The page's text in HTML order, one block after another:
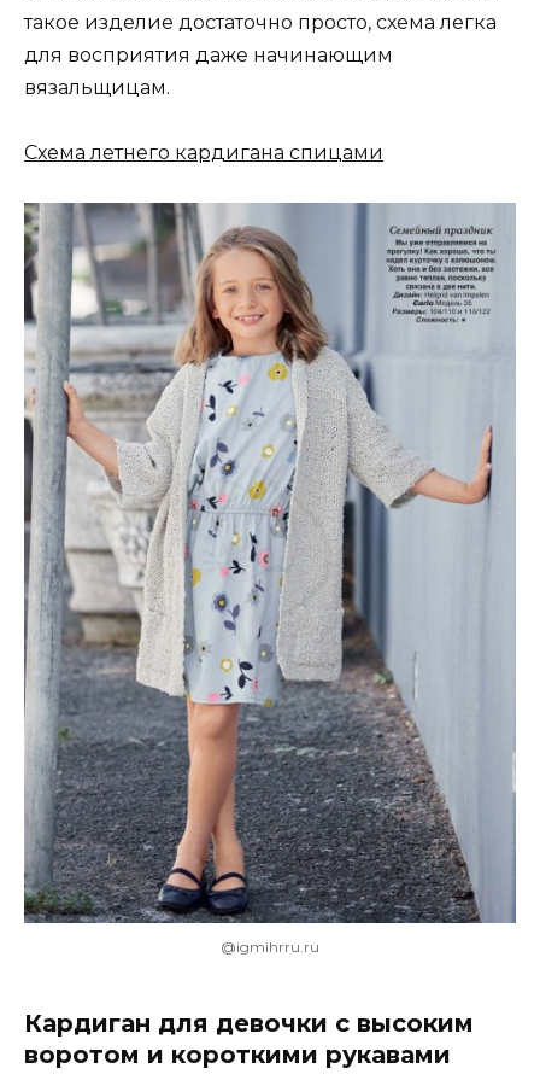
такое изделие достаточно просто, схема легка
для восприятия даже начинающим
вязальщицам.
Схема летнего кардигана спицами
@igmihrru.ru
Кардиган для девочки с высоким
воротом и короткими рукавами